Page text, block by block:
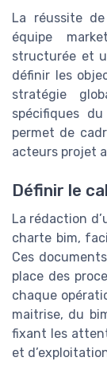
La réussite
équipe
structurée et
définir les
stratégie
spécifiques
permet de
acteurs projet
Définir le
La rédaction
charte bim,
Ces
place des
chaque
maitrise, du
fixant les
et